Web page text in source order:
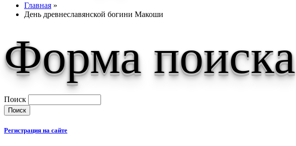
Главная »
День древнеславянской богини Макоши
Форма поиска
Поиск
Регистрация на сайте